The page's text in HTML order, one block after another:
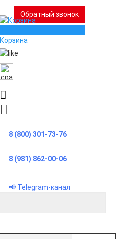
Обратный звонок
Корзина
8 (800) 301-73-76
8 (981) 862-00-06
📢 Telegram-канал